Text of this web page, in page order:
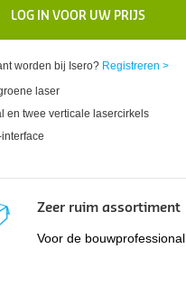
LOG IN VOOR UW PRIJS
worden bij Isero? Registreren >
laser
en twee verticale lasercirkels
Zeer ruim assortiment
Voor de bouwprofessional